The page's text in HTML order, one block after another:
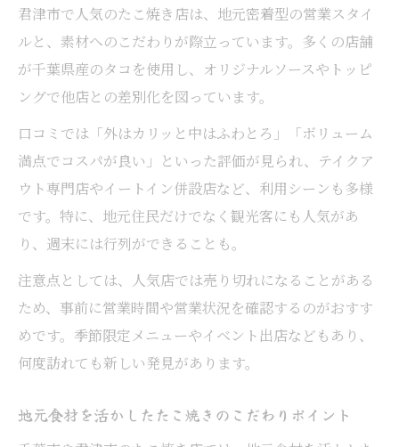
たこ焼きとラーメンの美味しい楽しみ方提
案
地元人気の理由と斬新な食べ方を深掘り解
説
たこ焼き天下一品のユニークな魅力を紹介
コスパも抜群な千葉市たこ焼きの選び方とは
たこ焼きのコスパを重視した選び方のポイ
ント
千葉市でお得にたこ焼きを楽しむ方法を解
説
天下一品たこ焼きのコスパの良さを検証
地元で人気のたこ焼き店選びのコツを紹介
価格と満足度で選ぶたこ焼きの魅力とは
君津市で人気のたこ焼き店は、地元密着型の営業スタイ
ルと、素材へのこだわりが際立っています。多くの店舗
が千葉県産のタコを使用し、オリジナルソースやトッピ
ングで他店との差別化を図っています。
口コミでは「外はカリッと中はふわとろ」「ボリューム
満点でコスパが良い」といった評価が見られ、テイクア
ウト専門店やイートイン併設店など、利用シーンも多様
です。特に、地元住民だけでなく観光客にも人気があ
り、週末には行列ができることも。
注意点としては、人気店では売り切れになることがある
ため、事前に営業時間や営業状況を確認するのがおすす
めです。季節限定メニューやイベント出店などもあり、
何度訪れても新しい発見があります。
地元食材を活かしたたこ焼きのこだわりポイント